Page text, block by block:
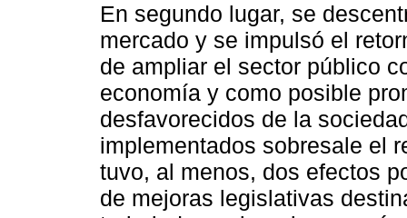
En segundo lugar, se
mercado y se impulsó el
de ampliar el sector público
economía y como posible
desfavorecidos de la
implementados sobresale el
tuvo, al menos, dos efectos
de mejoras legislativas